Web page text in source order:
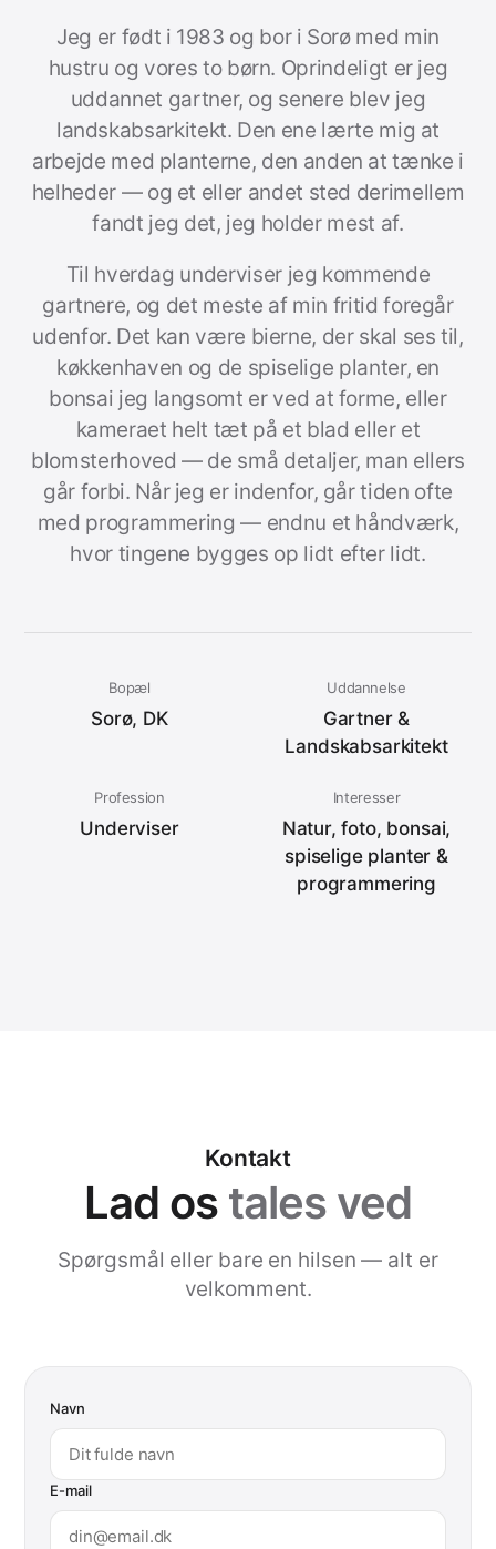
Jeg er født i 1983 og bor i Sorø med min
hustru og vores to børn. Oprindeligt er jeg
uddannet gartner, og senere blev jeg
landskabsarkitekt. Den ene lærte mig at
arbejde med planterne, den anden at tænke i
helheder — og et eller andet sted derimellem
fandt jeg det, jeg holder mest af.
Til hverdag underviser jeg kommende
gartnere, og det meste af min fritid foregår
udenfor. Det kan være bierne, der skal ses til,
køkkenhaven og de spiselige planter, en
bonsai jeg langsomt er ved at forme, eller
kameraet helt tæt på et blad eller et
blomsterhoved — de små detaljer, man ellers
går forbi. Når jeg er indenfor, går tiden ofte
med programmering — endnu et håndværk,
hvor tingene bygges op lidt efter lidt.
Bopæl
Sorø, DK
Uddannelse
Gartner &
Landskabsarkitekt
Profession
Underviser
Interesser
Natur, foto, bonsai,
spiselige planter &
programmering
Kontakt
Lad os tales ved
Spørgsmål eller bare en hilsen — alt er
velkomment.
Navn
E-mail